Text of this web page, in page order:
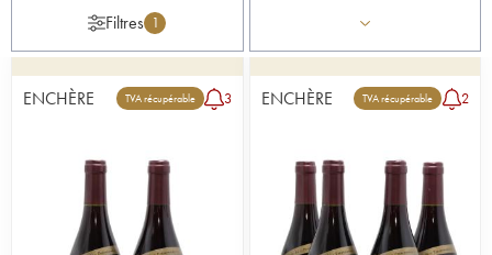
Filtres 1
ENCHÈRE TVA récupérable 3 ENCHÈRE TVA récupérable 2